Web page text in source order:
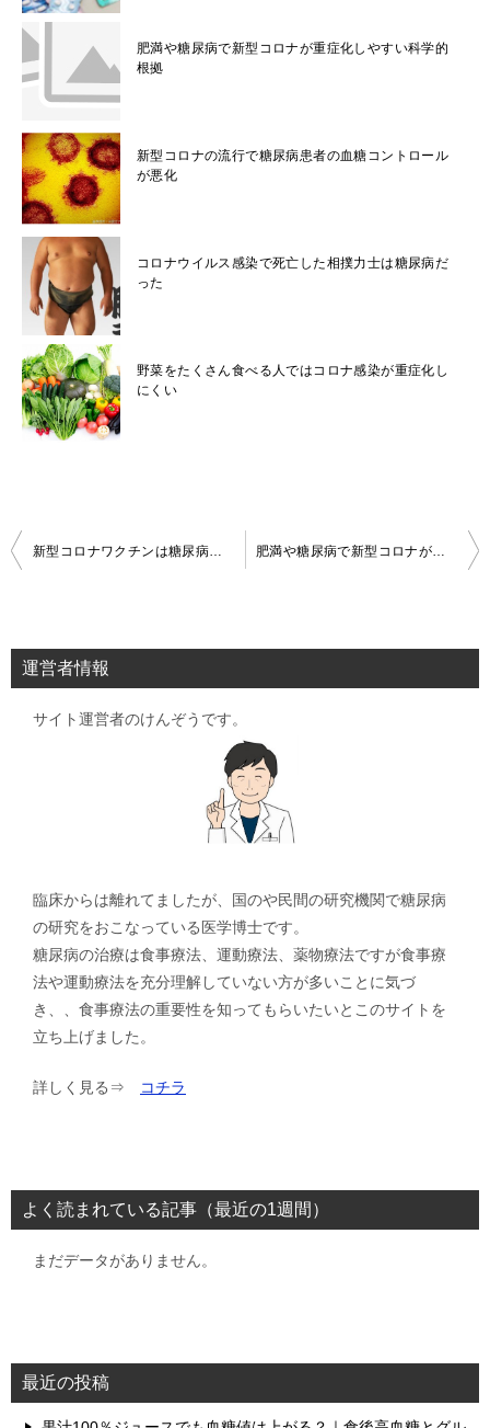
肥満や糖尿病で新型コロナが重症化しやすい科学的
根拠
新型コロナの流行で糖尿病患者の血糖コントロール
が悪化
コロナウイルス感染で死亡した相撲力士は糖尿病だ
った
野菜をたくさん食べる人ではコロナ感染が重症化し
にくい
投
ビ
ゲ
新型コロナワクチンは糖尿病の優先接種まで足りるのか？ 肥満や糖尿病で新型コロナが重症化しやすい科学的根拠
運営者情報
サイト運営者のけんぞうです。
臨床からは離れてましたが、国のや民間の研究機関で糖尿病
の研究をおこなっている医学博士です。
糖尿病の治療は食事療法、運動療法、薬物療法ですが食事療
法や運動療法を充分理解していない方が多いことに気づ
き、、食事療法の重要性を知ってもらいたいとこのサイトを
立ち上げました。
詳しく見る⇒ コチラ
よく読まれている記事（最近の1週間）
まだデータがありません。
最近の投稿